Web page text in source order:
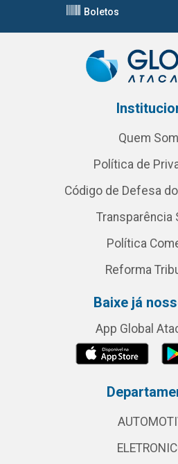
Boletos
Quem
Política de
Código de Defesa
Transparência
Política
Reforma
Baixe já
App Global